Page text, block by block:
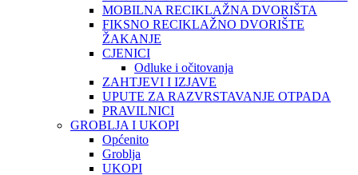
MOBILNA RECIKLAŽNA DVORIŠTA
FIKSNO RECIKLAŽNO DVORIŠTE
ŽAKANJE
CJENICI
Odluke i očitovanja
ZAHTJEVI I IZJAVE
UPUTE ZA RAZVRSTAVANJE OTPADA
PRAVILNICI
GROBLJA I UKOPI
Općenito
Groblja
UKOPI